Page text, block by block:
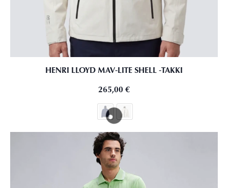
HENRI LLOYD MAV‑LITE SHELL ‑TAKKI
265,00 €